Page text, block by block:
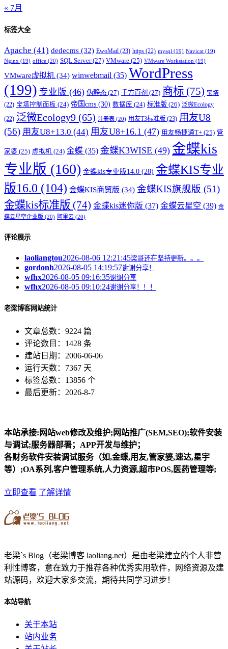
« 7月
标签大全
Apache (41) dedecms (32) EwoMail (23) https (22) mysql (19) Navicat (19)
Nginx (19) office (20) SQL Server(27) VMware (25) VMware Workstation (19)
VMware虚拟机 (34) winwebmail (35) WordPress
(199) 专业版 (46) 伪静态 (27) 千方百剂 (27) 商标 (75) 宝塔
(22) 宝塔控制面板 (24) 帝国cms (30) 数据库 (24) 标准版 (26) 泛微Ecology
(22) 泛微Ecology9 (65) 注册表 (20) 用友T3标准版 (23) 用友U8
(56) 用友U8+13.0 (44) 用友U8+16.1 (47) 用友畅捷通T+ (25) 管
家婆 (25) 虚拟机 (24) 金蝶 (35) 金蝶K3WISE (49) 金蝶kis
专业版 (160) 金蝶kis专业版14.0 (28) 金蝶KIS专业
版16.0 (104) 金蝶KIS商贸版 (34) 金蝶KIS旗舰版 (51)
金蝶kis标准版 (74) 金蝶kis迷你版 (37) 金蝶云星空 (39) 金
蝶云星空企业版 (20) 阿里云 (20)
评论展示
laoliangtou2026-08-06 12:21:45梁哥还在坚持更新。。。
gordonh2026-08-05 14:19:57谢谢分享！
wfhx2026-08-05 09:16:35谢谢分享
wfhx2026-08-05 09:10:24谢谢分享！！！
老梁博客网站统计
文章总数：9224 篇
评论数目：1428 条
建站日期：2006-06-06
运行天数：7367 天
标签总数：13856 个
最后更新：2026-8-7
本站承接:网站web修改及维护;网站推广(SEM,SEO);软件安装
与调试;服务器部署；APP开发与维护；
各财务软件安装调试服务（如,金蝶,用友,管家婆,速达,星宇
等）;OA系列,客户管理系统,人力资源,超市POS,医药管理等;
立即查看 了解详情
老梁`s Blog（老梁博客 laoliang.net）是由老梁建立的个人非营
利性博客，意在致力于推荐各种优秀实用软件，网络资源及建
站源码，欢迎大家多交流，期待共同学习进步！
本站导航
关于本站
站内业务